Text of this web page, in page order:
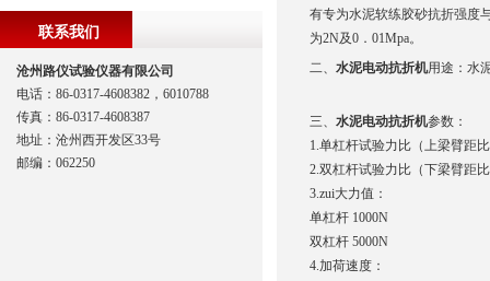
有专为水泥软练胶砂抗折强度
为2N及0．01Mpa。
二、 水泥电动抗折机用途：水
三、 水泥电动抗折机参数：
1.单杠杆试验力比（上梁臂距
2.双杠杆试验力比（下梁臂距
3.zui大力值：
单杠杆 1000N
双杠杆 5000N
4.加荷速度：
联系我们
沧州路仪试验仪器有限公司
电话：86-0317-4608382，6010788
传真：86-0317-4608387
地址：沧州西开发区33号
邮编：062250